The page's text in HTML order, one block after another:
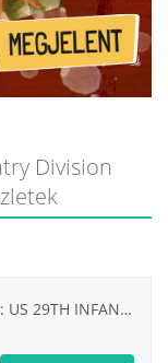
Division
FIGHTING FORMATIONS: US 29TH INFANTRY DIVISION